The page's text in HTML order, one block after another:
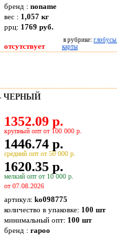
бренд : noname
вес : 1,057 кг
ррц: 1769 руб.
отсутствует
в рубрике:
карты
- ЧЕРНЫЙ
1352.09 р.
крупный опт от 100 000 р.
1446.74 р.
средний опт от 50 000 р.
1620.35 р.
мелкий опт от 10 000 р.
от 07.08.2026
артикул: ko098775
количество в упаковке: 100 шт
минимальный опт: 100 шт
бренд : rapoo